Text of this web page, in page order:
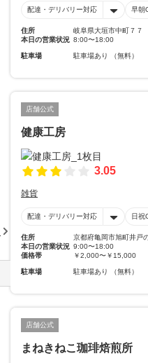
配達・デリバリー対応 早朝
住所
岐阜県大垣市中町７７
本日の営業状況 8:00〜18:00
駐車場 駐車場あり （無料）
店舗公式
健康工房
3.05
雑貨
配達・デリバリー対応 日祝
住所
京都府亀岡市旭町井戸
本日の営業状況 9:00〜18:00
価格帯
￥2,000〜￥15,000
駐車場 駐車場あり （無料）
店舗公式
まねきねこ珈琲焙煎所